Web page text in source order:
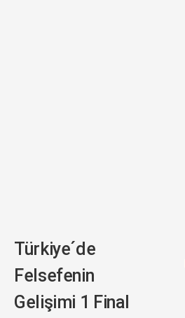
Türkiye´de
Felsefenin
Gelişimi 1 Final